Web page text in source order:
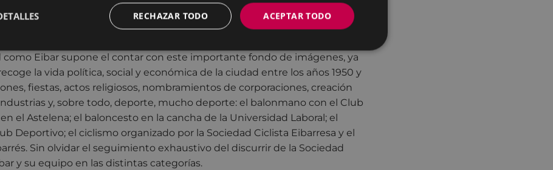
una vez recibida la documentación, ha elaborado un primer
las cajas y numerado los negativos, para, así, tener una primera
como Eibar supone el contar con este importante fondo de imágenes, ya
la vida política, social y económica de la ciudad entre los años 1950 y
fiestas, actos religiosos, nombramientos de corporaciones, creación
y, sobre todo, deporte, mucho deporte: el balonmano con el Club
el Astelena; el baloncesto en la cancha de la Universidad Laboral; el
Deportivo; el ciclismo organizado por la Sociedad Ciclista Eibarresa y el
Sin olvidar el seguimiento exhaustivo del discurrir de la Sociedad
y su equipo en las distintas categorías.
ACEPTAR TODO
RECHAZAR TODO